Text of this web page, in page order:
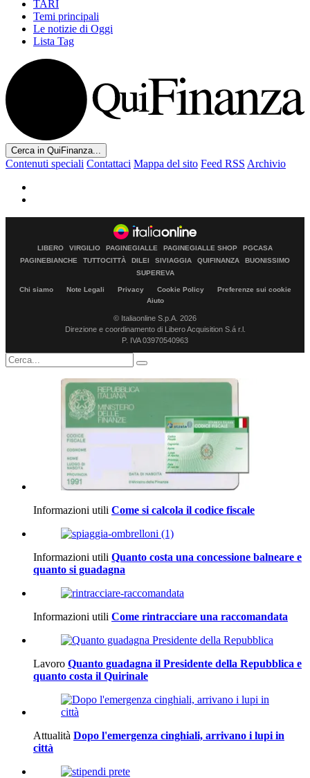
TARI
Temi principali
Le notizie di Oggi
Lista Tag
Cerca in QuiFinanza...
Contenuti speciali Contattaci Mappa del sito Feed RSS Archivio
LIBERO VIRGILIO PAGINEGIALLE PAGINEGIALLE SHOP
PGCASA
PAGINEBIANCHE
TUTTOCITTÀ DILEI SIVIAGGIA QUIFINANZA
BUONISSIMO
SUPEREVA
Chi siamo Note Legali Privacy Cookie Policy
Preferenze sui cookie
Aiuto
© Italiaonline S.p.A. 2026
Direzione e coordinamento di Libero Acquisition S.á r.l.
P. IVA 03970540963
Informazioni utili Come si calcola il codice fiscale
Informazioni utili Quanto costa una concessione balneare e
quanto si guadagna
Informazioni utili Come rintracciare una raccomandata
Lavoro Quanto guadagna il Presidente della Repubblica e
quanto costa il Quirinale
Attualità Dopo l'emergenza cinghiali, arrivano i lupi in
città